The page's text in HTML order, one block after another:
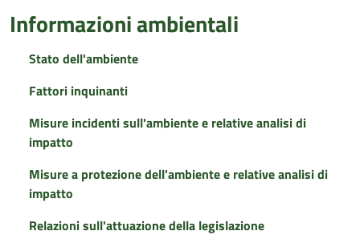
Informazioni ambientali
Stato dell'ambiente
Fattori inquinanti
Misure incidenti sull'ambiente e relative analisi di
impatto
Misure a protezione dell'ambiente e relative analisi di
impatto
Relazioni sull'attuazione della legislazione